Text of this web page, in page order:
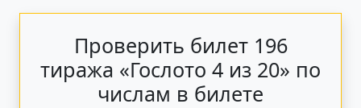
Проверить билет 196
тиража «Гослото 4 из 20» по
числам в билете